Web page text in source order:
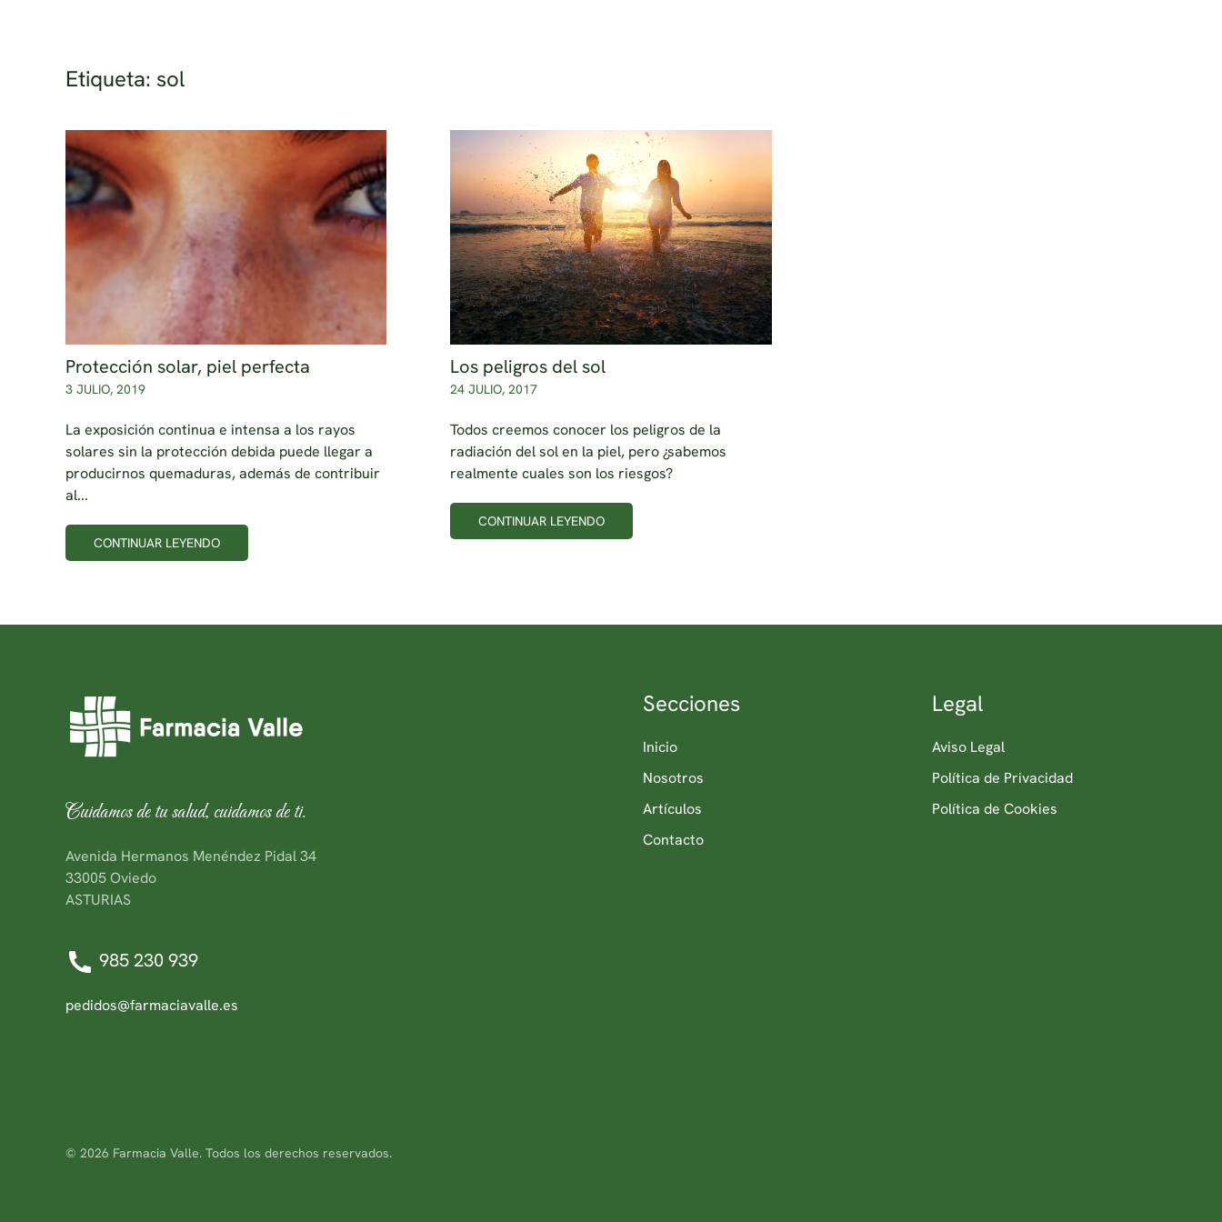
Etiqueta: sol
Protección solar, piel perfecta
3 JULIO, 2019
La exposición continua e intensa a los rayos
solares sin la protección debida puede llegar a
producirnos quemaduras, además de contribuir
al...
CONTINUAR LEYENDO
Los peligros del sol
24 JULIO, 2017
Todos creemos conocer los peligros de la
radiación del sol en la piel, pero ¿sabemos
realmente cuales son los riesgos?
CONTINUAR LEYENDO
Cuidamos de tu salud, cuidamos de ti.
Avenida Hermanos Menéndez Pidal 34
33005 Oviedo
ASTURIAS
985 230 939
pedidos@farmaciavalle.es
Secciones
Inicio
Nosotros
Artículos
Contacto
Legal
Aviso Legal
Política de Privacidad
Política de Cookies
© 2026 Farmacia Valle. Todos los derechos reservados.